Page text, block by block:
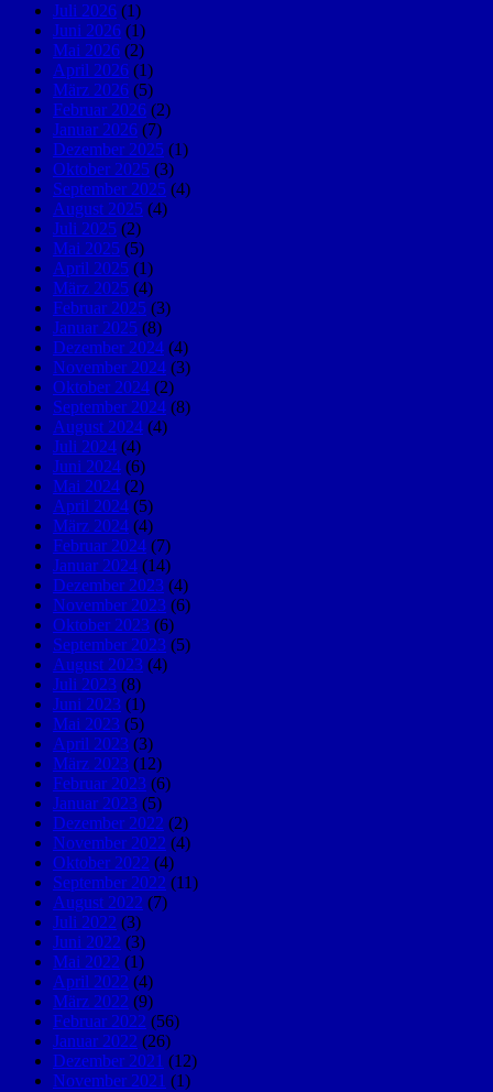
Juli 2026 (1)
Juni 2026 (1)
Mai 2026 (2)
April 2026 (1)
März 2026 (5)
Februar 2026 (2)
Januar 2026 (7)
Dezember 2025 (1)
Oktober 2025 (3)
September 2025 (4)
August 2025 (4)
Juli 2025 (2)
Mai 2025 (5)
April 2025 (1)
März 2025 (4)
Februar 2025 (3)
Januar 2025 (8)
Dezember 2024 (4)
November 2024 (3)
Oktober 2024 (2)
September 2024 (8)
August 2024 (4)
Juli 2024 (4)
Juni 2024 (6)
Mai 2024 (2)
April 2024 (5)
März 2024 (4)
Februar 2024 (7)
Januar 2024 (14)
Dezember 2023 (4)
November 2023 (6)
Oktober 2023 (6)
September 2023 (5)
August 2023 (4)
Juli 2023 (8)
Juni 2023 (1)
Mai 2023 (5)
April 2023 (3)
März 2023 (12)
Februar 2023 (6)
Januar 2023 (5)
Dezember 2022 (2)
November 2022 (4)
Oktober 2022 (4)
September 2022 (11)
August 2022 (7)
Juli 2022 (3)
Juni 2022 (3)
Mai 2022 (1)
April 2022 (4)
März 2022 (9)
Februar 2022 (56)
Januar 2022 (26)
Dezember 2021 (12)
November 2021 (1)